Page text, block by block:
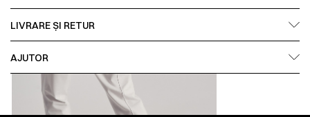
LIVRARE ȘI RETUR
AJUTOR